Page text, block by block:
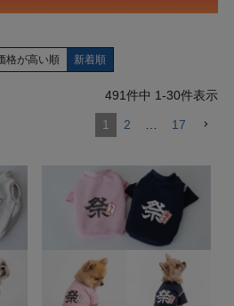
格が高い順 新着順
491件中 1-30件表示
1 2 17